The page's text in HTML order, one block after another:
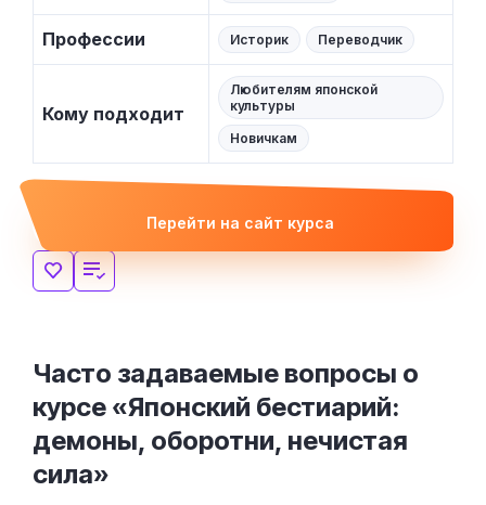
Профессии Историк Переводчик
Кому подходит
Любителям японской
культуры
Новичкам
Перейти на сайт курса
Часто задаваемые вопросы о
курсе «Японский бестиарий:
демоны, оборотни, нечистая
сила»